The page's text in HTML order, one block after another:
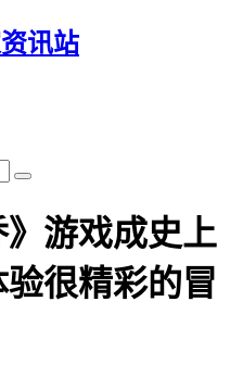
讯站
游戏成史上
很精彩的冒